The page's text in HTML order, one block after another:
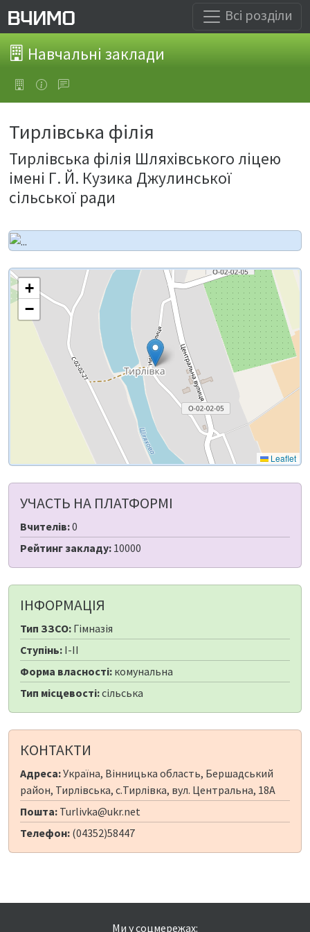
Всі розділи
Навчальні заклади
Тирлівська філія
Тирлівська філія Шляхівського ліцею
імені Г. Й. Кузика Джулинської
сільської ради
+
−
Leaflet
УЧАСТЬ НА ПЛАТФОРМІ
Вчителів:0
Рейтинг закладу: 10000
ІНФОРМАЦІЯ
Тип ЗЗСО: Гімназія
Ступінь: I-II
Форма власності: комунальна
Тип місцевості:сільська
КОНТАКТИ
Адреса:Україна, Вінницька область, Бершадський
район, Тирлівська, с.Тирлівка, вул. Центральна, 18А
Пошта: Turlivka@ukr.net
Телефон: (04352)58447
Ми у соцмережах: